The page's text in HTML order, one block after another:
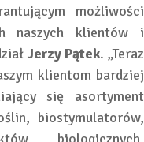
możliwości
naszych klientów i
Jerzy Pątek. „Teraz
klientom bardziej
się asortyment
biostymulatorów,